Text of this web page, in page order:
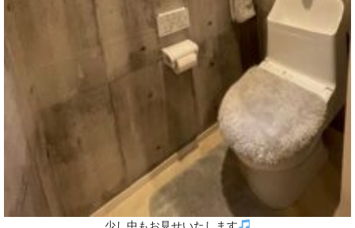
少し中もお見せいたします